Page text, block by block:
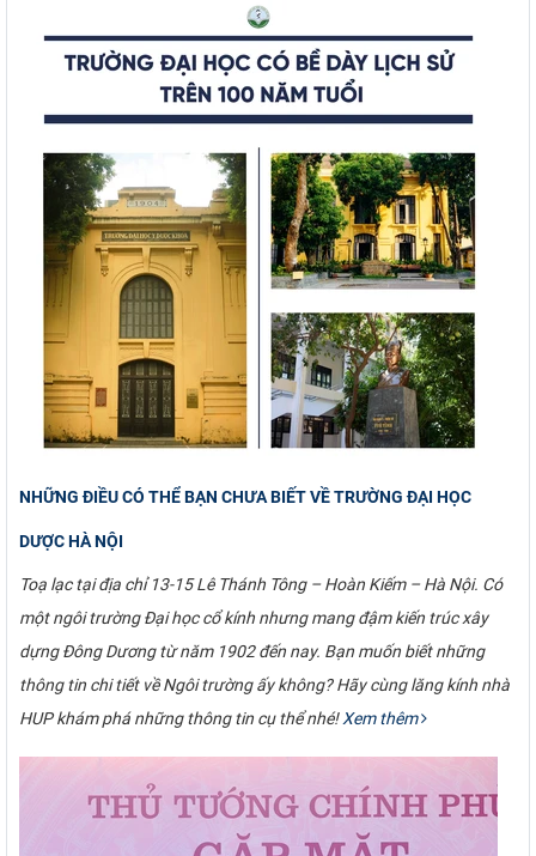
NHỮNG ĐIỀU CÓ THỂ BẠN CHƯA BIẾT VỀ TRƯỜNG ĐẠI HỌC
DƯỢC HÀ NỘI
Toạ lạc tại địa chỉ 13-15 Lê Thánh Tông – Hoàn Kiếm – Hà Nội. Có
một ngôi trường Đại học cổ kính nhưng mang đậm kiến trúc xây
dựng Đông Dương từ năm 1902 đến nay. Bạn muốn biết những
thông tin chi tiết về Ngôi trường ấy không? Hãy cùng lăng kính nhà
HUP khám phá những thông tin cụ thể nhé!Xem thêm